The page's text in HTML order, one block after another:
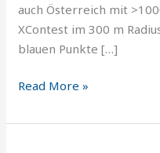
auch Österreich mit
XContest im 300 m
blauen Punkte […]
Read More »